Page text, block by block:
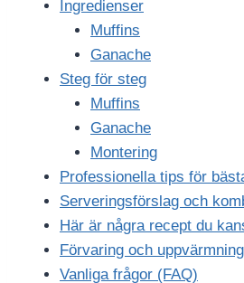
Ingredienser
Muffins
Ganache
Steg för steg
Muffins
Ganache
Montering
Professionella tips för
Serveringsförslag och
Här är några recept du
Förvaring och uppvärmning
Vanliga frågor (FAQ)